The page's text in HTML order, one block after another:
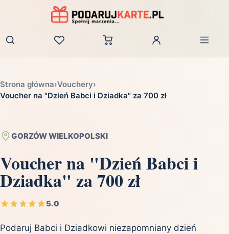
Zaloguj
Strona główna›Vouchery›
Voucher na "Dzień Babci i Dziadka" za 700 zł
GORZÓW WIELKOPOLSKI
Voucher na "Dzień Babci i
Dziadka" za 700 zł
5.0
Podaruj Babci i Dziadkowi niezapomniany dzień